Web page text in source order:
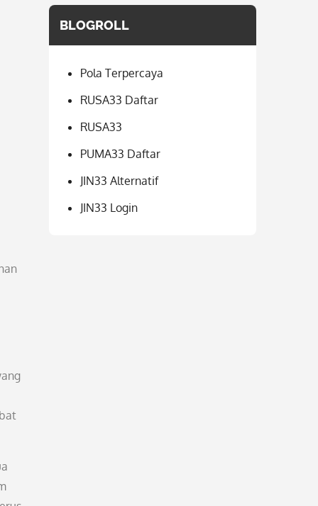
BLOGROLL
Pola Terpercaya
RUSA33 Daftar
RUSA33
PUMA33 Daftar
JIN33 Alternatif
JIN33 Login